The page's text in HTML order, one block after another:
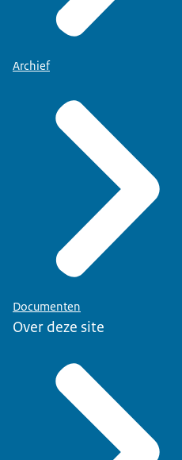
Archief
Documenten
Over deze site